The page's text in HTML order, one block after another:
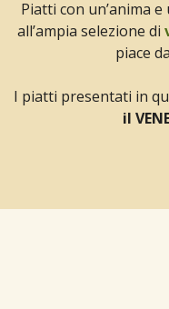
Piatti con un’anima
all’ampia selezione di
piace
I piatti presentati in
il